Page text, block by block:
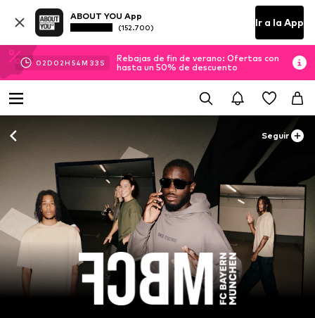
ABOUT YOU App
(152.700) Ir a la App
02D 02H 54M 32 S
Rebajas de fin de verano: Ofertas con
hasta un 50% de descuento
Seguir